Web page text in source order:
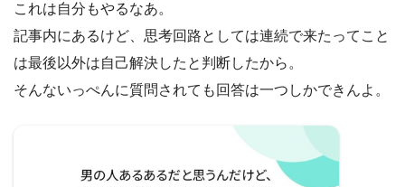
これは自分もやるなあ。
記事内にあるけど、思考回路としては連続で来たってこと
は最後以外は自己解決したと判断したから。
そんないっぺんに質問されても回答は一つしかできんよ。